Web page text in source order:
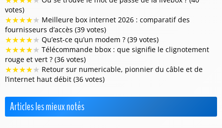
votes)
★★★★★ Meilleure box internet 2026 : comparatif des
fournisseurs d’accès (39 votes)
★★★★★ Qu’est-ce qu’un modem ? (39 votes)
★★★★★ Télécommande bbox : que signifie le clignotement
rouge et vert ? (36 votes)
★★★★★ Retour sur numericable, pionnier du câble et de
l’internet haut débit (36 votes)
Articles les mieux notés